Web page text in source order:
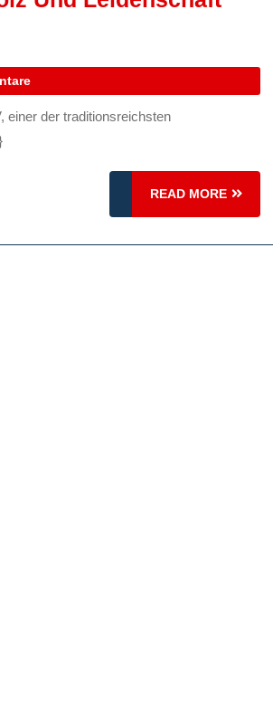
READ MORE
READ
MORE